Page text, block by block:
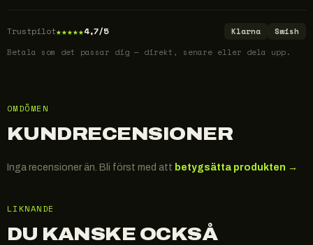
Trustpilot★★★★★4,7/5 Klarna
Swish
Betala som det passar dig — direkt, senare eller dela upp.
OMDÖMEN
KUNDRECENSIONER
Inga recensioner än. Bli först med att betygsätta produkten →
LIKNANDE
DU KANSKE OCKSÅ